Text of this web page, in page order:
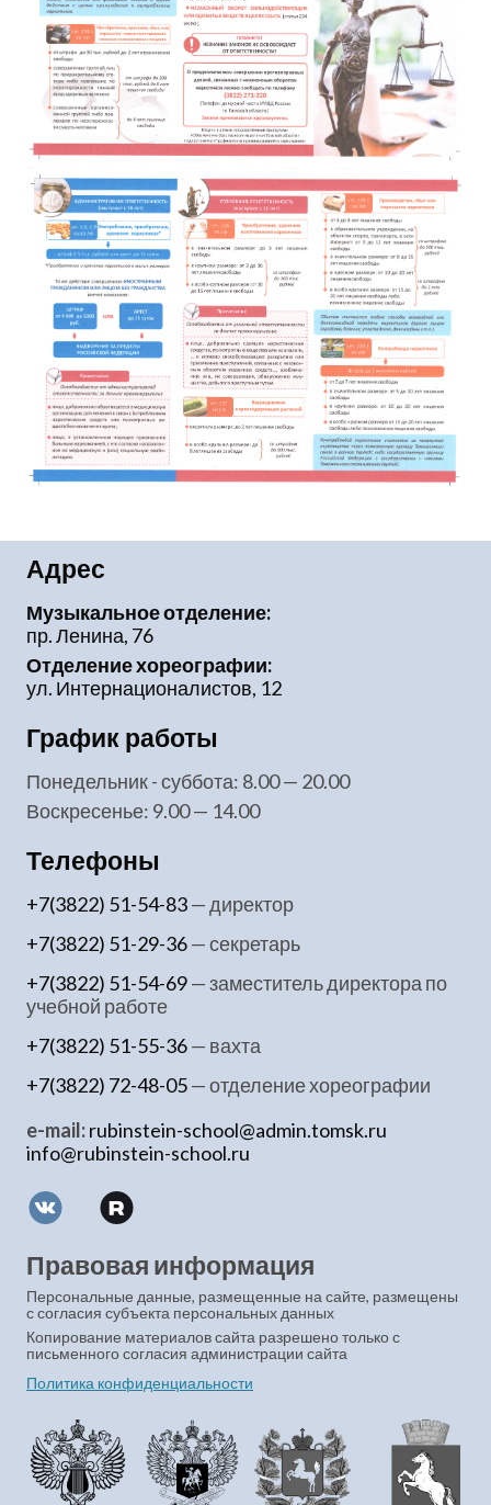
Адрес
Музыкальное отделение:
пр. Ленина, 76
Отделение хореографии:
ул. Интернационалистов, 12
График работы
понедельник - суббота: 8.00 — 20.00
воскресенье: 9.00 — 14.00
Телефоны
+7(3822) 51-54-83— директор
+7(3822) 51-29-36— секретарь
+7(3822) 51-54-69— заместитель директора по
учебной работе
+7(3822) 51-55-36— вахта
+7(3822) 72-48-05— отделение хореографии
e-mail:rubinstein-school@admin.tomsk.ru
info@rubinstein-school.ru
Правовая информация
Персональные данные, размещенные на сайте, размещены
с согласия субъекта персональных данных
Копирование материалов сайта разрешено только с
письменного согласия администрации сайта
Политика конфиденциальности